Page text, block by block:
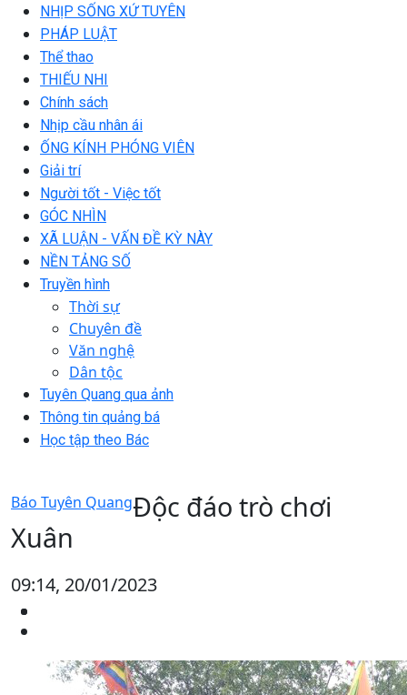
NHỊP SỐNG XỨ TUYÊN
PHÁP LUẬT
Thể thao
THIẾU NHI
Chính sách
Nhịp cầu nhân ái
ỐNG KÍNH PHÓNG VIÊN
Giải trí
Người tốt - Việc tốt
GÓC NHÌN
XÃ LUẬN - VẤN ĐỀ KỲ NÀY
NỀN TẢNG SỐ
Truyền hình
Thời sự
Chuyên đề
Văn nghệ
Dân tộc
Tuyên Quang qua ảnh
Thông tin quảng bá
Học tập theo Bác
Báo Tuyên QuangĐộc đáo trò chơi
Xuân
09:14, 20/01/2023